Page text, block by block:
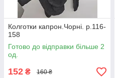
Колготки капрон.Чорні. р.116-
158
Готово до відправки більше 2
од.
152 ₴ 160 ₴